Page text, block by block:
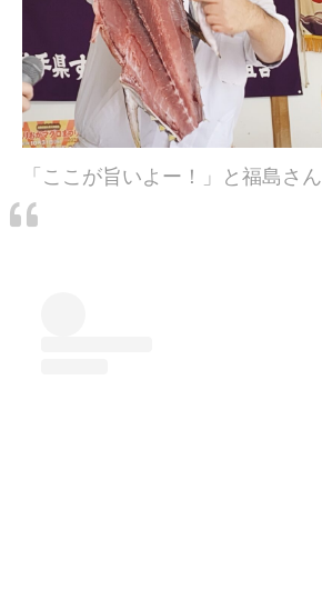
「ここが旨いよー！」と福島さん